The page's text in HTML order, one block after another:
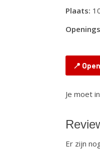
Plaats:
📍
Je moet
Er zijn